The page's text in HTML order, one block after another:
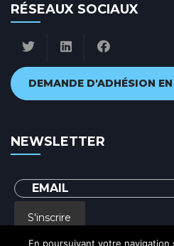
RÉSEAUX SOCIAUX
DEMANDE D'ADHÉSION
NEWSLETTER
S'inscrire
En poursuivant votre